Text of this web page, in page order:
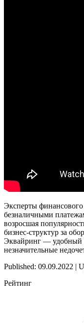
Эксперты
безналичными
возросшая
бизнес-структур за
Эквайринг — удобный
незначительные
Published: 09.09.2022 |
Рейтинг